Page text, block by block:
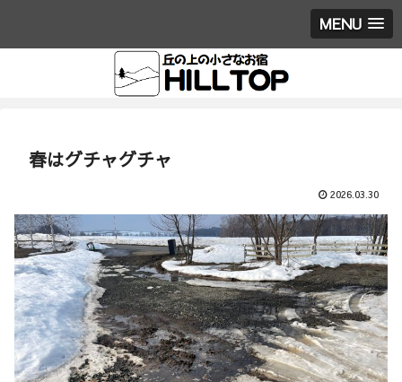
MENU
春はグチャグチャ
2026.03.30